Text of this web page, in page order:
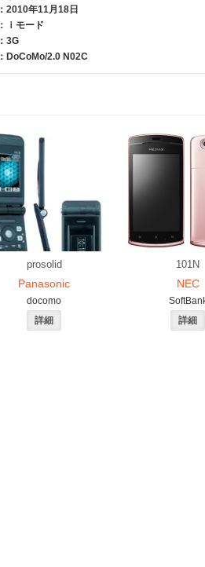
：2010年11月18日
：ｉモード
：3G
：DoCoMo/2.0 N02C
prosolid
Panasonic
docomo
101N
NEC